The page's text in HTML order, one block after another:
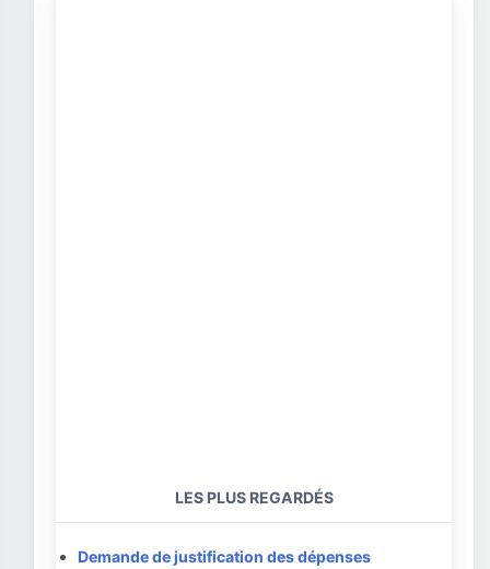
LES PLUS REGARDÉS
Demande de justification des dépenses